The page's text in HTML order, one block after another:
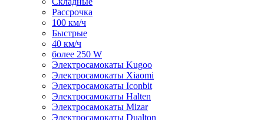
Рассрочка
100 км/ч
Быстрые
40 км/ч
более 250 W
Электросамокаты Kugoo
Электросамокаты Xiaomi
Электросамокаты Iconbit
Электросамокаты Halten
Электросамокаты Mizar
Электросамокаты Dualton